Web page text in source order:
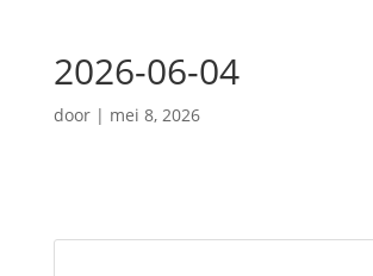
2026-06-04
door | mei 8, 2026